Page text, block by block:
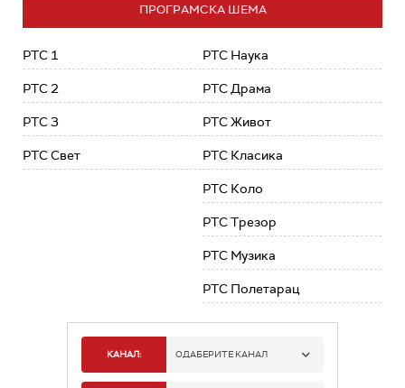
ПРОГРАМСКА ШЕМА
РТС 1
РТС 2
РТС 3
РТС Свет
РТС Наука
РТС Драма
РТС Живот
РТС Класика
РТС Коло
РТС Трезор
РТС Музика
РТС Полетарац
КАНАЛ: ОДАБЕРИТЕ КАНАЛ